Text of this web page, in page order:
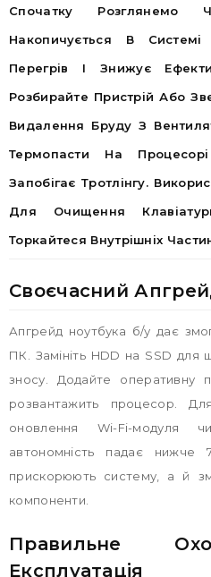
Спочатку Розглянемо
Накопичується В
Перегрів І Знижує
Розбирайте Пристрій Або
Видалення Бруду З
Термопасти На
Запобігає Тротлінгу.
Для Очищення
Торкайтеся Внутрішніх
Своєчасний
Апгрейд ноутбука б/у дає
ПК. Замініть HDD на SSD
зносу. Додайте оперативну
розвантажить процесор.
оновлення Wi-Fi-модуля
автономність падає нижче
прискорюють систему, а й
компоненти.
Правильне
Експлуатація